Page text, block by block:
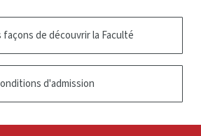
façons de découvrir la Faculté
d'admission